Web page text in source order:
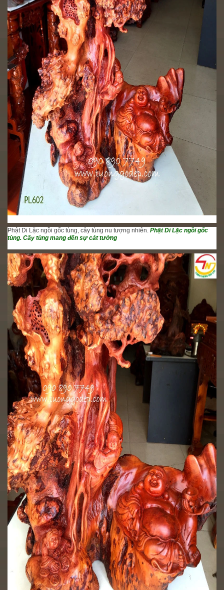
Phật Di Lặc ngồi gốc tùng, cây tùng nu tượng nhiên. Phật Di Lặc ngồi gốc
tùng. Cây tùng mang đến sự cát tường